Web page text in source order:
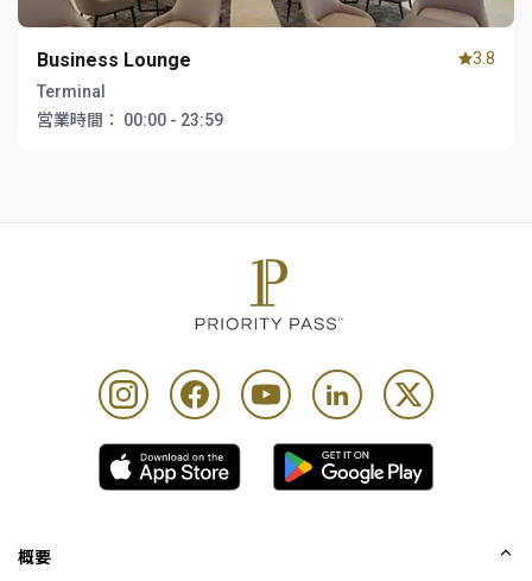
Business Lounge
Terminal
営業時間：
00:00 - 23:59
3.8
概要